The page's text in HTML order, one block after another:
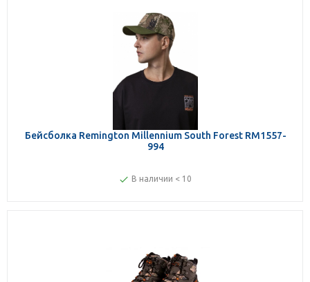
Бейсболка Remington Millennium South Forest RM1557-
994
В наличии < 10